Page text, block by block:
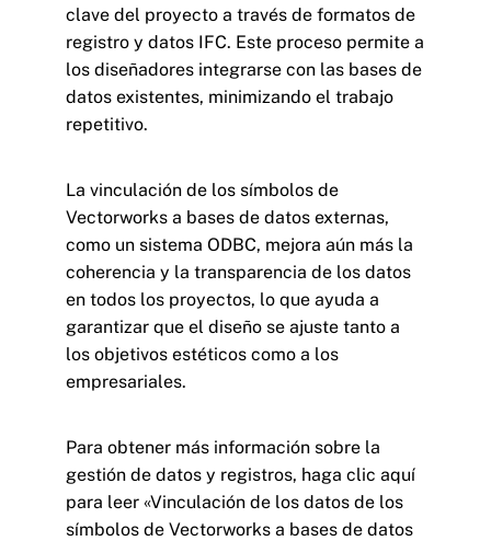
clave del proyecto a través de formatos de
registro y datos IFC. Este proceso permite a
los diseñadores integrarse con las bases de
datos existentes, minimizando el trabajo
repetitivo.
La vinculación de los símbolos de
Vectorworks a bases de datos externas,
como un sistema ODBC, mejora aún más la
coherencia y la transparencia de los datos
en todos los proyectos, lo que ayuda a
garantizar que el diseño se ajuste tanto a
los objetivos estéticos como a los
empresariales.
Para obtener más información sobre la
gestión de datos y registros, haga clic aquí
para leer «Vinculación de los datos de los
símbolos de Vectorworks a bases de datos